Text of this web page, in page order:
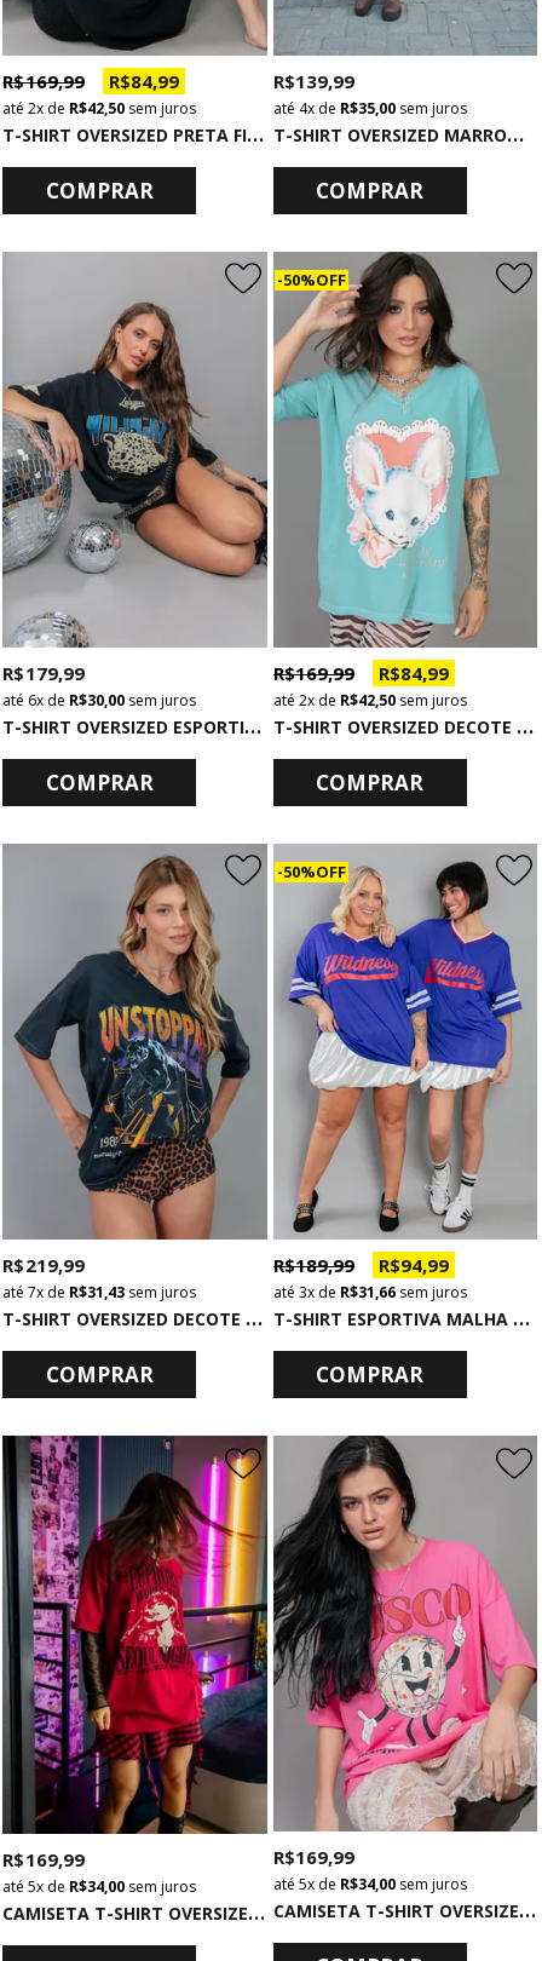
T
-SHIRT OVERSIZED PRETA FIREHEART
R$ 169,99 R$ 84,99
2x de R$ 42,50 sem juros
COMPRAR
T
-SHIRT OVERSIZED MARROM LISA BÁSICA
R$ 139,99
4xde R$ 35,00sem juros
COMPRAR
T
-SHIRT OVERSIZED ESPORTIVA WILDCATS
R$ 179,99
6x de R$ 30,00 sem juros
COMPRAR
50% OFF
T
-SHIRT OVERSIZED DECOTE V VERDE EASTER
R$ 169,99 R$ 84,99
2xde R$ 42,50sem juros
COMPRAR
T
-SHIRT OVERSIZED DECOTE V PRETO UNSTOPPABLE
R$ 219,99
7x de R$ 31,43 sem juros
COMPRAR
50% OFF
T
-SHIRT ESPORTIVA MALHA FIT AZUL WILDNESS
R$ 189,99 R$ 94,99
3xde R$ 31,66sem juros
COMPRAR
C
AMISETA T-SHIRT OVERSIZED VERMELHA EUPHORIA
R$ 169,99
5x de R$ 34,00 sem juros
C
AMISETA T-SHIRT OVERSIZED ROSA DISCO
R$ 169,99
5xde R$ 34,00sem juros